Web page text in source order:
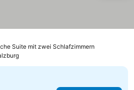
Suite mit zwei Schlafzimmern